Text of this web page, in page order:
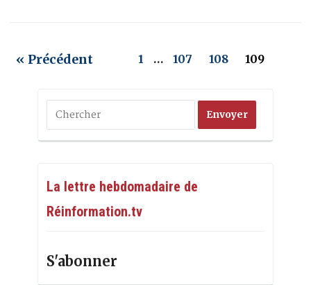
« Précédent 1 … 107 108 109
La lettre hebdomadaire de
Réinformation.tv
S'abonner